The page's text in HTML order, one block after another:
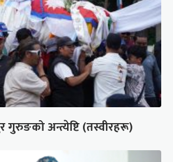
गुरुङको अन्त्येष्टि (तस्वीरहरू)